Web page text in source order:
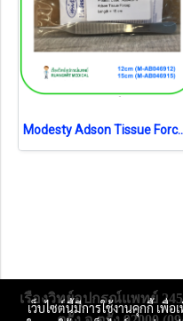
Modesty Adson
เรืองวิทย์อุปกรณ์แพทย์
เว็บไซต์นี้มีการใช้งานคุกกี้ เพื่